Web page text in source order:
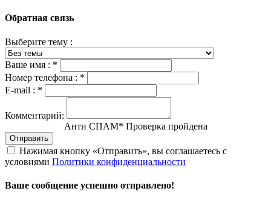
Обратная связь
Выберите тему :
Ваше имя : *
Номер телефона : *
E-mail : *
Комментарий:
Анти СПАМ* Проверка пройдена
Отправить
Нажимая кнопку «Отправить», вы соглашаетесь с
условиями Политики конфиденциальности
Ваше сообщение успешно отправлено!